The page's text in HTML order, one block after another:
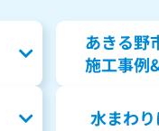
あきる野
施工事例
水まわ